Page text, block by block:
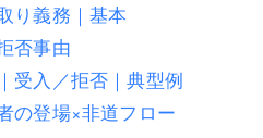
り義務｜基本
否事由
受入／拒否｜典型例
の登場×非道フロー